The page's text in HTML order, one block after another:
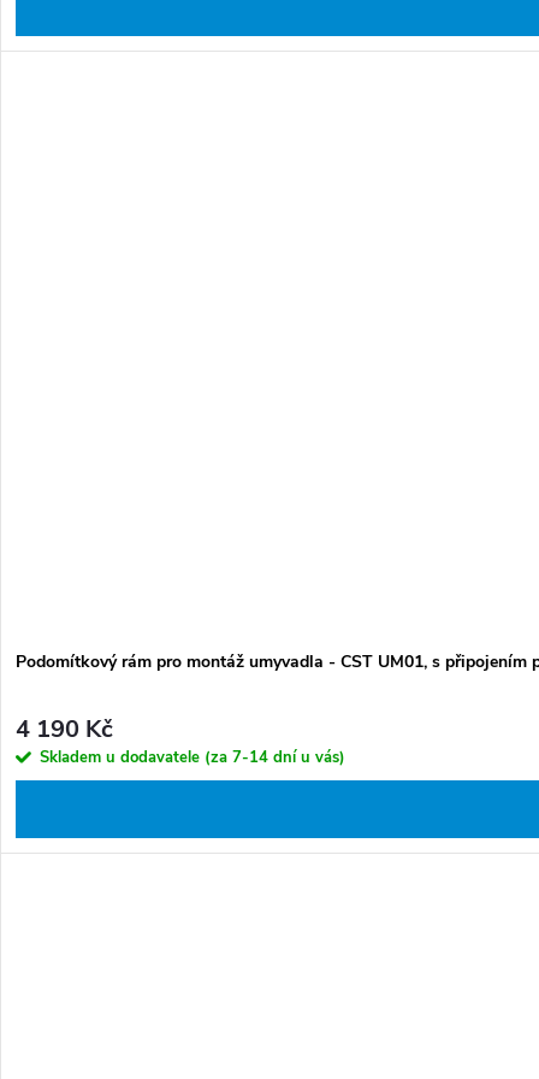
Podomítkový rám pro montáž umyvadla - CST UM01, s připojením
4 190 Kč
Skladem u dodavatele (za 7-14 dní u vás)